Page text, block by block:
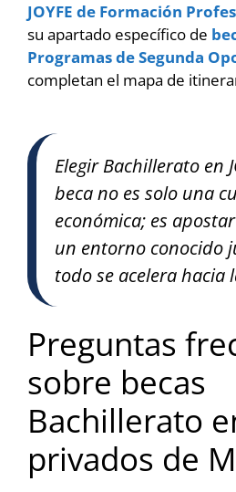
JOYFE de Formación
su apartado específico de
Programas de Segunda
completan el mapa de
Elegir Bachillerato en
beca no es solo una
económica; es
un entorno conocido
todo se acelera hacia
Preguntas
sobre becas
Bachillerato
privados de